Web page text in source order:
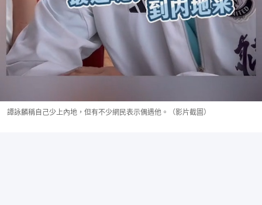
譚詠麟稱自己少上內地，但有不少網民表示偶遇他。（影片截圖）